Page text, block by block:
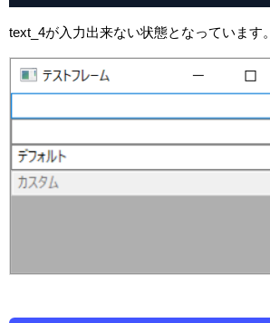
text_4が入力出来ない状態となっています。